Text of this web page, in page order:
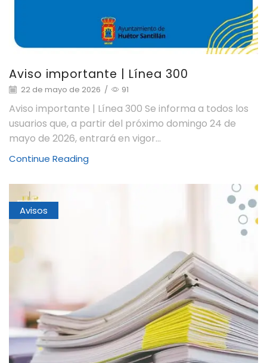
Aviso importante | Línea 300
22 de mayo de 2026 / 91
Aviso importante | Línea 300 Se informa a todos los
usuarios que, a partir del próximo domingo 24 de
mayo de 2026, entrará en vigor...
Continue Reading
Avisos